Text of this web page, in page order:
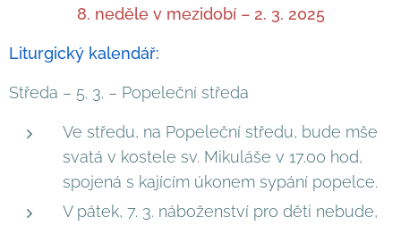
8. neděle v mezidobí – 2. 3. 2025
Liturgický kalendář:
Středa – 5. 3. – Popeleční středa
Ve středu, na Popeleční středu, bude mše
svatá v kostele sv. Mikuláše v 17.00 hod,
spojená s kajícím úkonem sypání popelce.
V pátek, 7. 3. náboženství pro děti nebude,